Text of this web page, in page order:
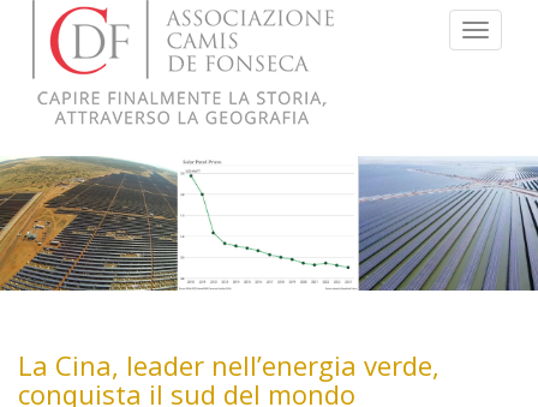
Menu
La Cina, leader nell’energia verde,
conquista il sud del mondo